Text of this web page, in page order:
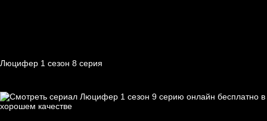
Люцифер 1 cезон 8 cерия